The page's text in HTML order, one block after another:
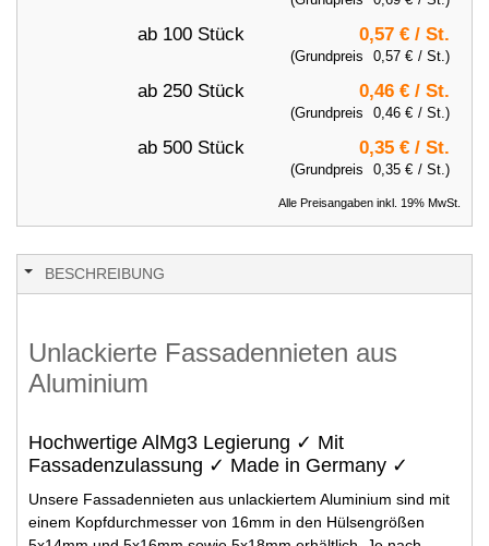
ab 100 Stück 0,57 € / St.
(Grundpreis 0,57 € / St.)
ab 250 Stück 0,46 € / St.
(Grundpreis 0,46 € / St.)
ab 500 Stück 0,35 € / St.
(Grundpreis 0,35 € / St.)
Alle Preisangaben inkl. 19% MwSt.
BESCHREIBUNG
Unlackierte Fassadennieten aus
Aluminium
Hochwertige AlMg3 Legierung ✓ Mit
Fassadenzulassung ✓ Made in Germany ✓
Unsere Fassadennieten aus unlackiertem Aluminium sind mit
einem Kopfdurchmesser von 16mm in den Hülsengrößen